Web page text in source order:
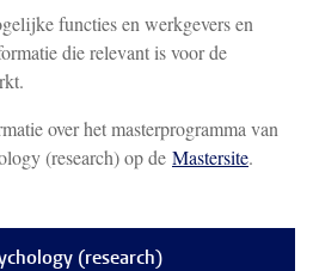
functies en werkgevers en
die relevant is voor de
over het masterprogramma van
(research) op de Mastersite.
(research)